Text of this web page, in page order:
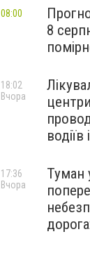
8
08:00
водіїв
18:02
Вчора
Туман
17:36
Вчора